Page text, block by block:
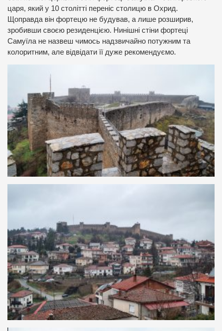
царя, який у 10 столітті переніс столицю в Охрид.
Щоправда він фортецю не будував, а лише розширив,
зробивши своєю резиденцією. Нинішні стіни фортеці
Самуїла не назвеш чимось надзвичайно потужним та
колоритним, але відвідати її дуже рекомендуємо.